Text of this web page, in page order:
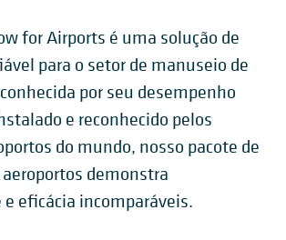
for Airports é uma solução de
para o setor de manuseio de
por seu desempenho
e reconhecido pelos
do mundo, nosso pacote de
demonstra
eficácia incomparáveis.